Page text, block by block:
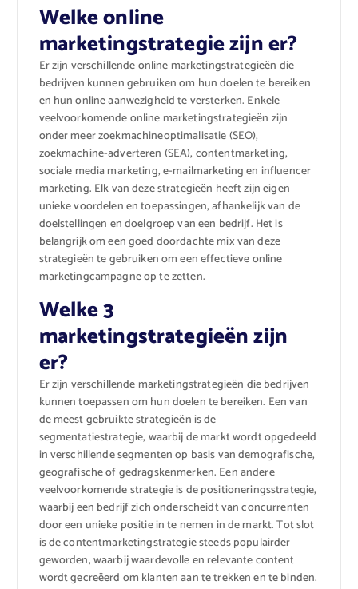
Welke online
marketingstrategie zijn er?
Er zijn verschillende online marketingstrategieën die
bedrijven kunnen gebruiken om hun doelen te bereiken
en hun online aanwezigheid te versterken. Enkele
veelvoorkomende online marketingstrategieën zijn
onder meer zoekmachineoptimalisatie (SEO),
zoekmachine-adverteren (SEA), contentmarketing,
sociale media marketing, e-mailmarketing en influencer
marketing. Elk van deze strategieën heeft zijn eigen
unieke voordelen en toepassingen, afhankelijk van de
doelstellingen en doelgroep van een bedrijf. Het is
belangrijk om een goed doordachte mix van deze
strategieën te gebruiken om een effectieve online
marketingcampagne op te zetten.
Welke 3
marketingstrategieën zijn
er?
Er zijn verschillende marketingstrategieën die bedrijven
kunnen toepassen om hun doelen te bereiken. Een van
de meest gebruikte strategieën is de
segmentatiestrategie, waarbij de markt wordt opgedeeld
in verschillende segmenten op basis van demografische,
geografische of gedragskenmerken. Een andere
veelvoorkomende strategie is de positioneringsstrategie,
waarbij een bedrijf zich onderscheidt van concurrenten
door een unieke positie in te nemen in de markt. Tot slot
is de contentmarketingstrategie steeds populairder
geworden, waarbij waardevolle en relevante content
wordt gecreëerd om klanten aan te trekken en te binden.